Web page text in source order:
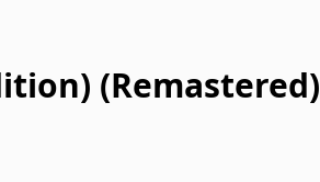
(Remastered)